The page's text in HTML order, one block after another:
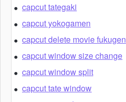
capcut tategaki
capcut yokogamen
capcut delete movie fukugen
capcut window size change
capcut window split
capcut tate window